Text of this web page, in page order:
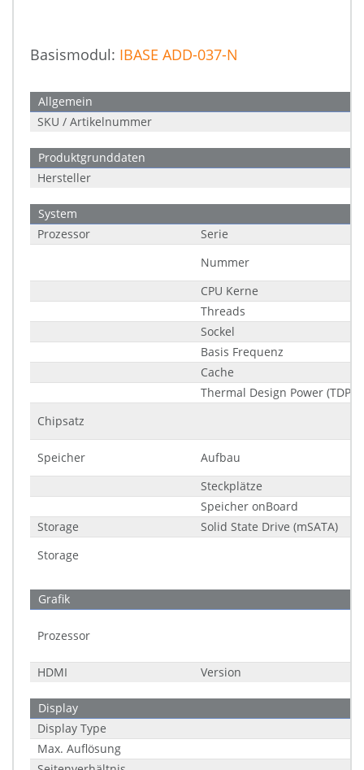
Basismodul: IBASE ADD-037-N
Allgemein
SKU / Artikelnummer
Produktgrunddaten
Hersteller
System
Prozessor
Serie
Nummer
CPU Kerne
Threads
Sockel
Basis Frequenz
Cache
Thermal Design Power (TDP)
Chipsatz
Speicher
Aufbau
Steckplätze
Speicher onBoard
Storage
Solid State Drive (mSATA)
Storage
Grafik
Prozessor
HDMI Version
Display
Display Type
Max. Auflösung